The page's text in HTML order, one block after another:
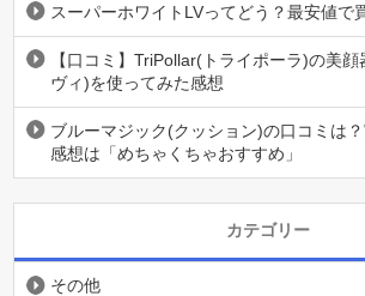
スーパーホワイトLVってどう？最安値で
【口コミ】TriPollar(トライポーラ)の美
ヴィ)を使ってみた感想
ブルーマジック(クッション)の口コミは
感想は「めちゃくちゃおすすめ」
カテゴリー
その他